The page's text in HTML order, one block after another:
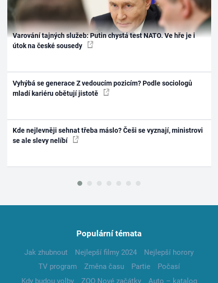
Varování tajných služeb: Putin chystá test NATO. Ve hře je i
útok na české sousedy
Vyhýbá se generace Z vedoucím pozicím? Podle sociologů
mladí kariéru obětují jistotě
Kde nejlevněji sehnat třeba máslo? Češi se vyznají, ministrovi
se ale slevy nelíbí
Populární témata
Jak zhubnout Nejlepší filmy 2024
Nejlepší horory
TV program
Změna času Partie
Počasí
Kdy budou volby
ZOO Nové začátky
Auto – katalog